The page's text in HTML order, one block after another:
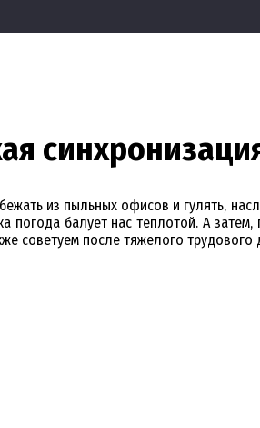
из пыльных офисов и гулять,
погода балует нас теплотой. А
советуем после тяжелого трудового